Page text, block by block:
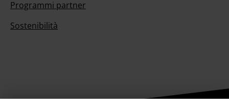
Programmi partner
Sostenibilità